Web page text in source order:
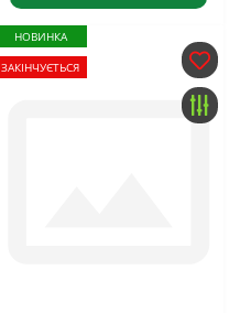
НОВИНКА
ЗАКІНЧУЄТЬСЯ